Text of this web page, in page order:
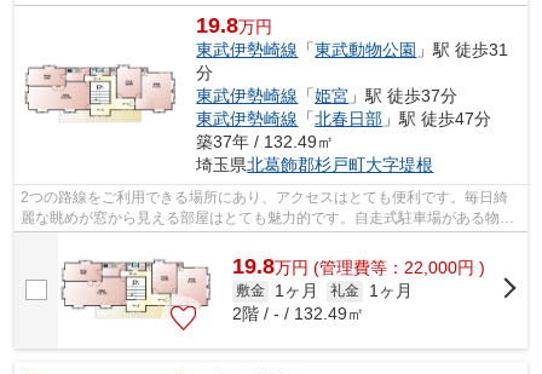
19.8万円
東武伊勢崎線 「東武動物公園 」駅 徒歩31
分
東武伊勢崎線 「姫宮 」駅 徒歩37分
東武伊勢崎線 「北春日部 」駅 徒歩47分
築37年 / 132.49㎡
埼玉県北葛飾郡杉戸町大字堤根
2つの路線をご利用できる場所にあり、アクセスはとても便利です。毎日綺
麗な眺めが窓から見える部屋はとても魅力的です。自走式駐車場がある物件
です。
19.8万円 (管理費等：22,000円 )
敷金 1ヶ月 礼金
1ヶ月
2階 / - / 132.49㎡